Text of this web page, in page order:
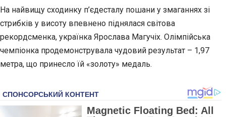
На найвищу сходинку п’єдесталу пошани у змаганнях зі
стрибків у висоту впевнено піднялася світова
рекордсменка, українка Ярослава Магучіх. Олімпійська
чемпіонка продемонструвала чудовий результат – 1,97
метра, що принесло їй «золоту» медаль.